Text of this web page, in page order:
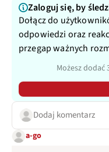
Zaloguj się, by
Dołącz do
odpowiedzi oraz
przegap ważnych
Możesz dodać
Dodaj komentarz
a-go